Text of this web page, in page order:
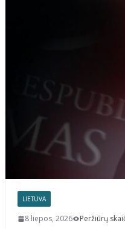
LIETUVA
8 liepos, 2026 Peržiūrų